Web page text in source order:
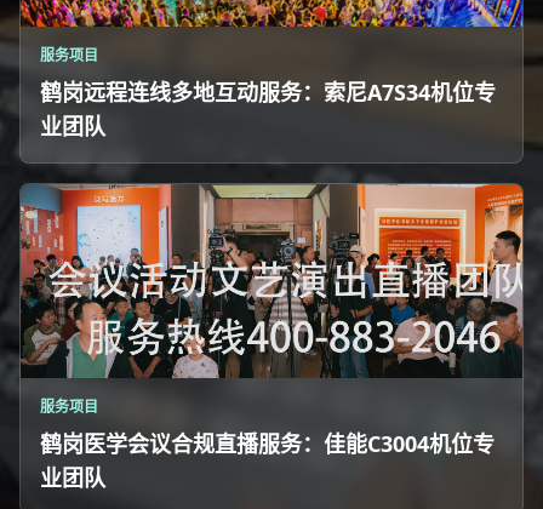
服务项目
鹤岗远程连线多地互动服务：索尼A7S34机位专
业团队
服务项目
鹤岗医学会议合规直播服务：佳能C3004机位专
业团队